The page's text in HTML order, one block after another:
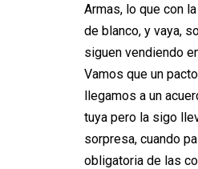
Armas, lo que con
de blanco, y vaya,
siguen vendiendo
Vamos que un
llegamos a un
tuya pero la sigo
sorpresa, cuando
obligatoria de las